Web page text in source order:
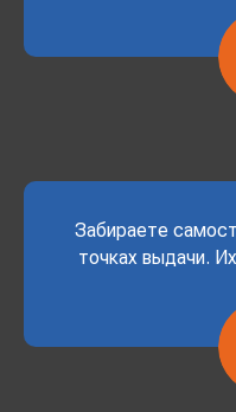
Забираете
точках выдачи.